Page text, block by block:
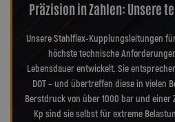
Präzision in Zahlen: Unsere
Unsere Stahlflex-Kupplungsleitungen
höchste technische
Lebensdauer entwickelt. Sie
DOT – und übertreffen diese in vielen
Berstdruck von über 1000 bar und einer
Kp sind sie selbst für extreme